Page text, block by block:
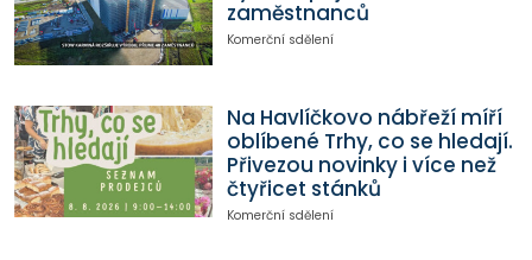
zaměstnanců
Komerční sdělení
Na Havlíčkovo nábřeží míří
oblíbené Trhy, co se hledají.
Přivezou novinky i více než
čtyřicet stánků
Komerční sdělení